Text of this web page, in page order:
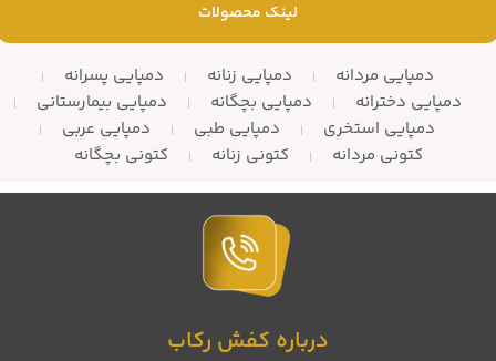
لینک محصولات
دمپایی مردانه دمپایی زنانه
دمپایی پسرانه
دمپایی دخترانه
دمپایی بچگانه
دمپایی بیمارستانی
دمپایی استخری
دمپایی طبی
دمپایی عربی
کتونی مردانه
کتونی زنانه کتونی بچگانه
درباره کفش رکاب